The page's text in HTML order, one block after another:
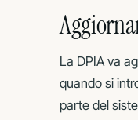
La DPIA va
quando si
parte del